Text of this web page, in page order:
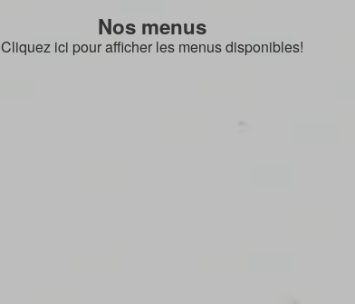
Nos menus
Cliquez ici pour afficher les menus disponibles!